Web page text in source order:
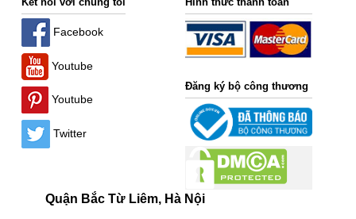
Facebook
Youtube
Youtube
Twitter
Đăng ký bộ công thương
Quận Bắc Từ Liêm, Hà Nội